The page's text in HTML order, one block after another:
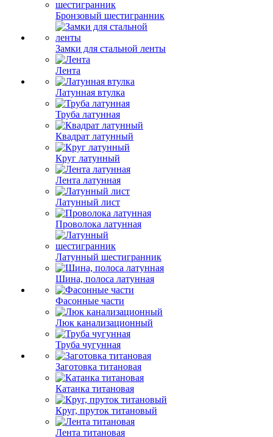
Бронзовый шестигранник
Замки для стальной ленты
Лента
Латунная втулка
Труба латунная
Квадрат латунный
Круг латунный
Лента латунная
Латунный лист
Проволока латунная
Латунный шестигранник
Шина, полоса латунная
Фасонные части
Люк канализационный
Труба чугунная
Заготовка титановая
Катанка титановая
Круг, пруток титановый
Лента титановая